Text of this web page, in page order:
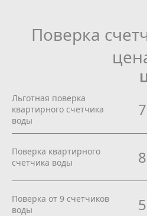
Поверка
Льготная поверка
квартирного счетчика
воды
Поверка квартирного
счетчика воды
Поверка от 9 счетчиков
воды